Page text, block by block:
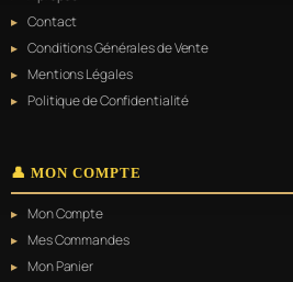
Contact
Conditions Générales de Vente
Mentions Légales
Politique de Confidentialité
👤 MON COMPTE
Mon Compte
Mes Commandes
Mon Panier